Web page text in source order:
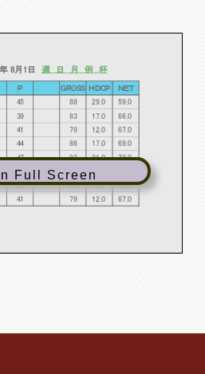
Full Screen
P GROSS ＨＤCP
ＮＥＴ
45 88 29.0
59.0
39 83 17.0
66.0
41 79 12.0
67.0
44 86 17.0
69.0
47 93 21.0
72.0
42 87 9.0
46 94 9.0
85.0
41 79 12.0 67.0
8月1日 週 日 月 例 杯